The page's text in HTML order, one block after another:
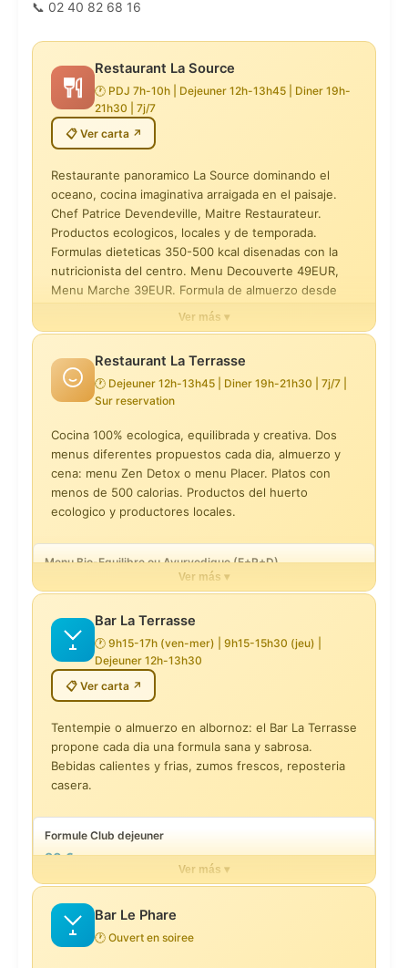
📞 02 40 82 68 16
Restaurant La Source
🕐 PDJ 7h-10h | Dejeuner 12h-13h45 | Diner 19h-
21h30 | 7j/7
📋 Ver carta ↗
Restaurante panoramico La Source dominando el
oceano, cocina imaginativa arraigada en el paisaje.
Chef Patrice Devendeville, Maitre Restaurateur.
Productos ecologicos, locales y de temporada.
Formulas dieteticas 350-500 kcal disenadas con la
nutricionista del centro. Menu Decouverte 49EUR,
Menu Marche 39EUR. Formula de almuerzo desde
24EUR. Platos emblematicos: bogavante breton, San
Pedro con mantequilla de algas, verduras ecologicas
vegetarianas. Carta de vinos centrada en el Valle del
Loira y vinos ecologicos.
Petit-dejeuner buffet
22 €
Menu Tradition 3 plats (inclus demi-pension)
32 €
Plat du Jour
23 €
18 €
Gaspacho petits pois, langoustines marinees,
14 €
Tomates anciennes, burrata cremeuse, pesto basilic
Ver más ▾
Restaurant La Terrasse
🕐 Dejeuner 12h-13h45 | Diner 19h-21h30 | 7j/7 |
Sur reservation
Cocina 100% ecologica, equilibrada y creativa. Dos
menus diferentes propuestos cada dia, almuerzo y
cena: menu Zen Detox o menu Placer. Platos con
menos de 500 calorias. Productos del huerto
ecologico y productores locales.
Menu Bio-Equilibre ou Ayurvedique (E+P+D)
Menu unique : 40 €
Ver más ▾
Bar La Terrasse
🕐 9h15-17h (ven-mer) | 9h15-15h30 (jeu) |
Dejeuner 12h-13h30
📋 Ver carta ↗
Tentempie o almuerzo en albornoz: el Bar La Terrasse
propone cada dia una formula sana y sabrosa.
Bebidas calientes y frias, zumos frescos, reposteria
casera.
Formule Club dejeuner
30 €
Ver más ▾
Bar Le Phare
🕐 Ouvert en soiree